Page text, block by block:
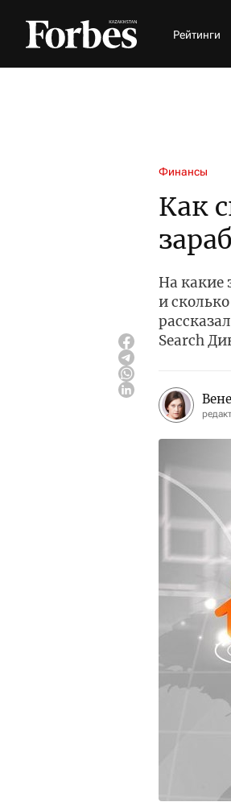
Рейтинги
Финансы
Как
На какие
и
Search